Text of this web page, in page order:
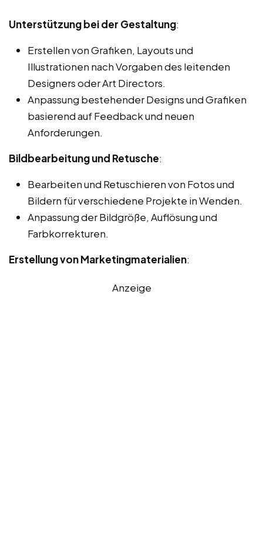
Unterstützung bei der Gestaltung:
Erstellen von Grafiken, Layouts und
Illustrationen nach Vorgaben des leitenden
Designers oder Art Directors.
Anpassung bestehender Designs und Grafiken
basierend auf Feedback und neuen
Anforderungen.
Bildbearbeitung und Retusche:
Bearbeiten und Retuschieren von Fotos und
Bildern für verschiedene Projekte in Wenden.
Anpassung der Bildgröße, Auflösung und
Farbkorrekturen.
Erstellung von Marketingmaterialien:
Anzeige